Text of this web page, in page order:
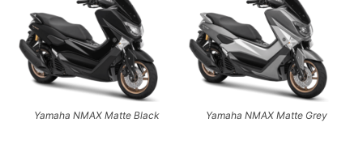
Yamaha NMAX Matte Black Yamaha NMAX Matte Grey